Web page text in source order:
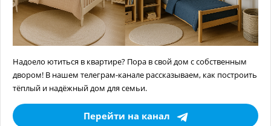
Надоело ютиться в квартире? Пора в свой дом с собственным
двором! В нашем телеграм-канале рассказываем, как построить
тёплый и надёжный дом для семьи.
Перейти на канал